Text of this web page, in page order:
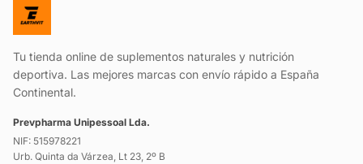
Tu tienda online de suplementos naturales y nutrición
deportiva. Las mejores marcas con envío rápido a España
Continental.
Prevpharma Unipessoal Lda.
NIF: 515978221
Urb. Quinta da Várzea, Lt 23, 2º B